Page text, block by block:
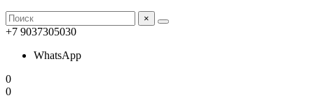
×
+7 9037305030
WhatsApp
0
0